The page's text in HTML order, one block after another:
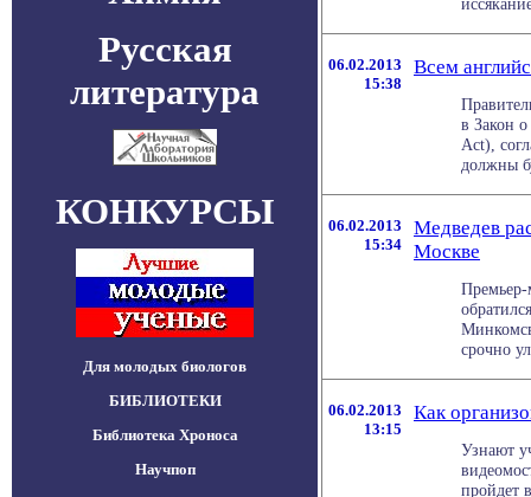
Русская
литература
КОНКУРСЫ
Для молодых биологов
БИБЛИОТЕКИ
Библиотека Хроноса
Научпоп
06.02.2013
15:38
Всем
в Закон
Act),
должны
06.02.2013
15:34
Медведев
Москве
срочно
06.02.2013
13:15
Как
Узнают
пройдет